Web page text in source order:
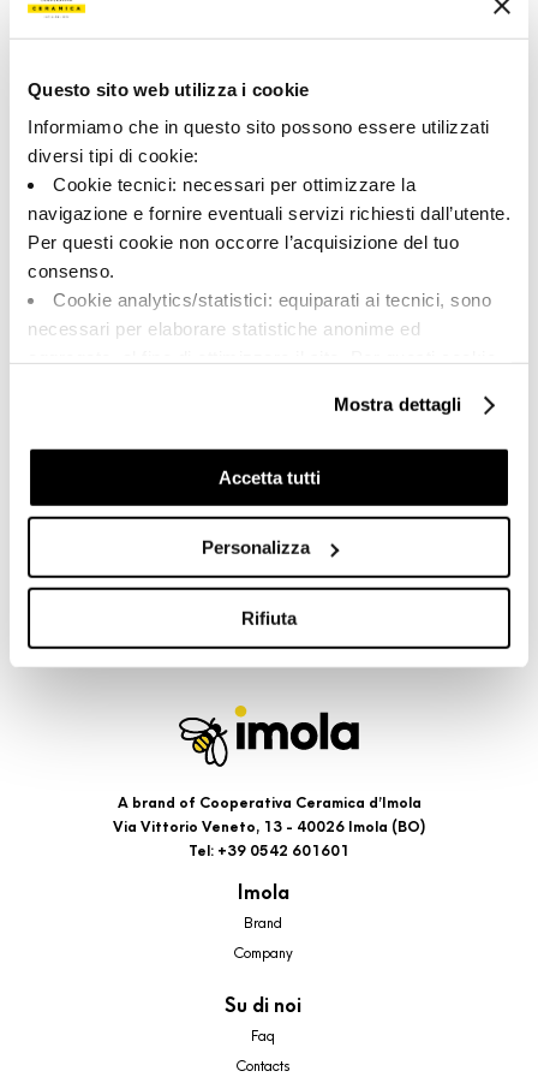
Questo sito web utilizza i cookie
Informiamo che in questo sito possono essere utilizzati
diversi tipi di cookie:
Cookie tecnici: necessari per ottimizzare la
navigazione e fornire eventuali servizi richiesti dall’utente.
Per questi cookie non occorre l’acquisizione del tuo
consenso.
Cookie analytics/statistici: equiparati ai tecnici, sono
necessari per elaborare statistiche anonime ed
Cookie di profilazione/marketing: sono utilizzati, solo
previo tuo consenso, per esaminare le tue abitudini di
navigazione e mostrarti quindi avvisi pubblicitari mirati, in
linea con le tue preferenze.
cookie di profilazione, selezionando uno dei bottoni sotto
riportati. Puoi avere maggiori dettagli visionando
l’Informativa estesa cookie. La chiusura del presente
banner comporterà il permanere dei soli cookie tecnici ed
comunque modificare le tue scelte in qualsiasi momento,
accedendo al link presente nel footer.
Mostra dettagli
Accetta tutti
Personalizza
Rifiuta
200115 | RTN LAVAG120 RM
Collection
00786
Ardoise
Catégorie:
Fond
Format:
naturel
Aspect superficiel:
mat
Stonalisation:
Share:
A brand of Cooperativa Ceramica d’Imola
Via Vittorio Veneto, 13 - 40026 Imola (BO)
Tel: +39 0542 601601
Imola
Brand
Company
Su di noi
Faq
Contacts